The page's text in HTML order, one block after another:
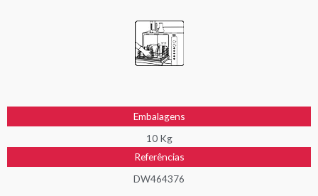
Embalagens
10 Kg
Referências
DW464376